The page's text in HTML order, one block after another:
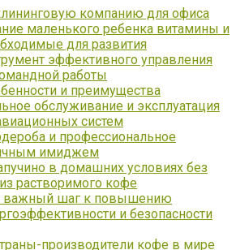
компанию для офиса
маленького ребенка витамины и
для развития
эффективного управления
работы
и преимущества
обслуживание и эксплуатация
систем
и профессиональное
имиджем
в домашних условиях без
растворимого кофе
важный шаг к повышению
и безопасности
производители кофе в мире